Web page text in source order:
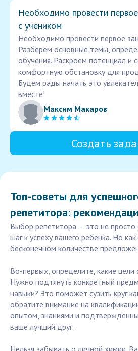
Необходимо провести
с учеником
Необходимо провести первое
Разберем основные темы,
обучения. Раскроем потенциал и
комфортную обстановку для
Будем рады начать это
вместе!
Максим Макаров
Создать
Топ-советы для
репетитора:
Выбор репетитора — это не просто
шаг к успеху вашего ребёнка. Но как
бесконечном количестве
Во-первых, определите, какие цели
Нужно подтянуть конкретный
навыки? Это поможет сузить круг
обратите внимание на
опытом, знаниями и
ваше лучший друг.